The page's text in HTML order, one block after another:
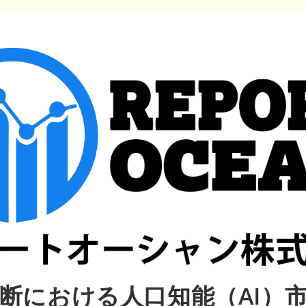
における人口知能（AI）